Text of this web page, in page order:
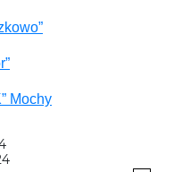
Mochy